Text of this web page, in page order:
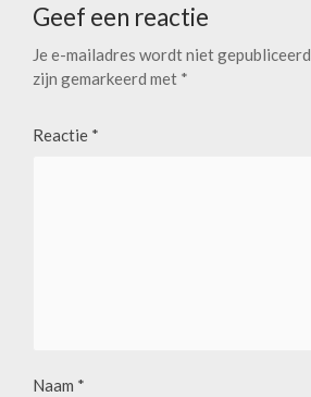
Geef een reactie
Je e-mailadres wordt niet gepubliceerd.
zijn gemarkeerd met *
Reactie *
Naam *